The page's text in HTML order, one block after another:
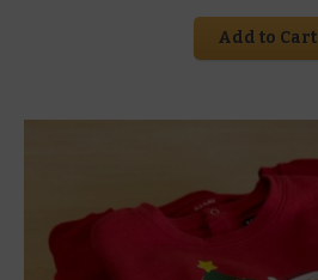
Add to Cart